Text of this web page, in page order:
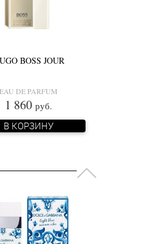
BOSS JOUR
EAU DE PARFUM
1 860 руб.
В КОРЗИНУ